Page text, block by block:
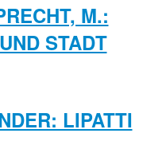
M.:
STADT
LIPATTI